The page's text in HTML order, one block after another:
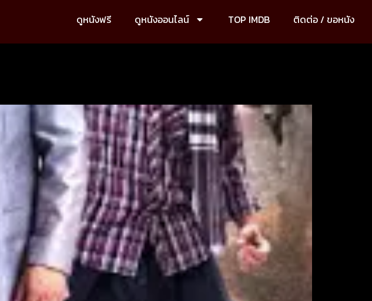
ดูหนังฟรี ดูหนังออนไลน์ TOP IMDB ติดต่อ / ขอหนัง